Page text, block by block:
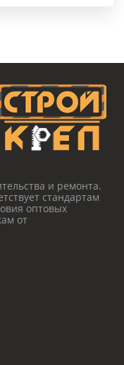
и ремонта.
стандартам
оптовых
от